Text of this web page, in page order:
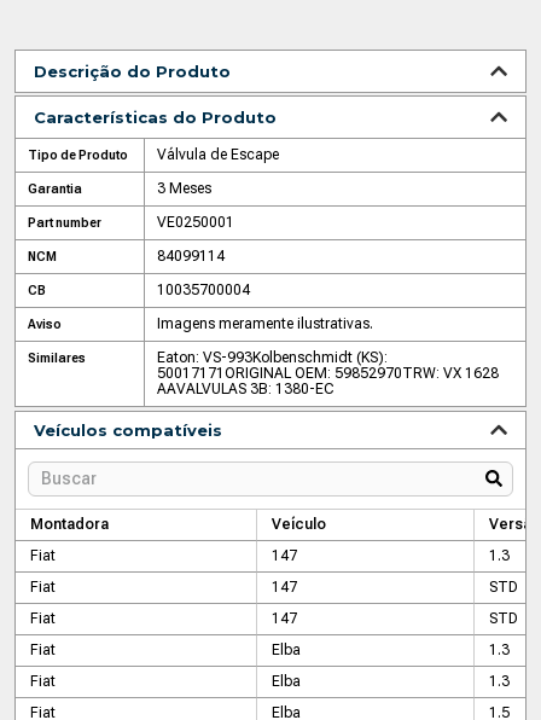
Descrição do Produto
Características do Produto
Tipo de Produto Válvula de Escape
Garantia 3 Meses
Part number VE0250001
NCM 84099114
CB 10035700004
Aviso Imagens meramente ilustrativas.
Similares Eaton: VS-993Kolbenschmidt (KS):
50017171 ORIGINAL OEM: 59852970TRW: VX 1628
AAVALVULAS 3B: 1380-EC
Veículos compatíveis
Montadora Veículo
Versão
Fiat
147
1.3
Fiat
147
STD
Fiat
147
STD
Fiat
Elba
1.3
Fiat
Elba
1.3
Fiat
Elba
1.5